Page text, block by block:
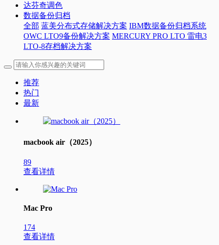
达芬奇调色
数据备份归档
全部 蓝美分布式存储解决方案 IBM数据备份归档系统
OWC LTO9备份解决方案 MERCURY PRO LTO 雷电3
LTO-8存档解决方案
推荐
热门
最新
macbook air（2025）
89
查看详情
Mac Pro
174
查看详情